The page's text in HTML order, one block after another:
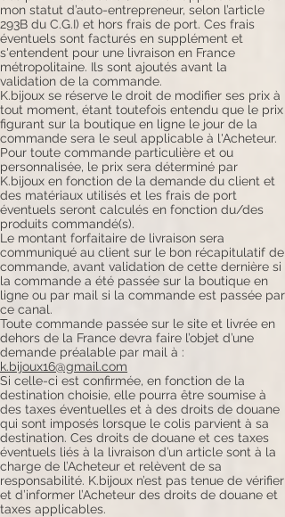
mon statut d’auto-entrepreneur, selon l’article
293B du C.G.I) et hors frais de port. Ces frais
éventuels sont facturés en supplément et
s'entendent pour une livraison en France
métropolitaine. Ils sont ajoutés avant la
validation de la commande.
K.bijoux se réserve le droit de modifier ses prix à
tout moment, étant toutefois entendu que le prix
figurant sur la boutique en ligne le jour de la
commande sera le seul applicable à l'Acheteur.
Pour toute commande particulière et ou
personnalisée, le prix sera déterminé par
K.bijoux en fonction de la demande du client et
des matériaux utilisés et les frais de port
éventuels seront calculés en fonction du/des
produits commandé(s).
Le montant forfaitaire de livraison sera
communiqué au client sur le bon récapitulatif de
commande, avant validation de cette dernière si
la commande a été passée sur la boutique en
ligne ou par mail si la commande est passée par
ce canal.
Toute commande passée sur le site et livrée en
dehors de la France devra faire l’objet d’une
demande préalable par mail à :
k.bijoux16@gmail.com
Si celle-ci est confirmée, en fonction de la
destination choisie, elle pourra être soumise à
des taxes éventuelles et à des droits de douane
qui sont imposés lorsque le colis parvient à sa
destination. Ces droits de douane et ces taxes
éventuels liés à la livraison d’un article sont à la
charge de l’Acheteur et relèvent de sa
responsabilité. K.bijoux n’est pas tenue de vérifier
et d’informer l’Acheteur des droits de douane et
taxes applicables.